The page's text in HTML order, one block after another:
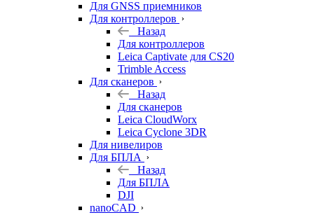
Для GNSS приемников
Для контроллеров
Назад
Для контроллеров
Leica Captivate для CS20
Trimble Access
Для сканеров
Назад
Для сканеров
Leica CloudWorx
Leica Cyclone 3DR
Для нивелиров
Для БПЛА
Назад
Для БПЛА
DJI
nanoCAD